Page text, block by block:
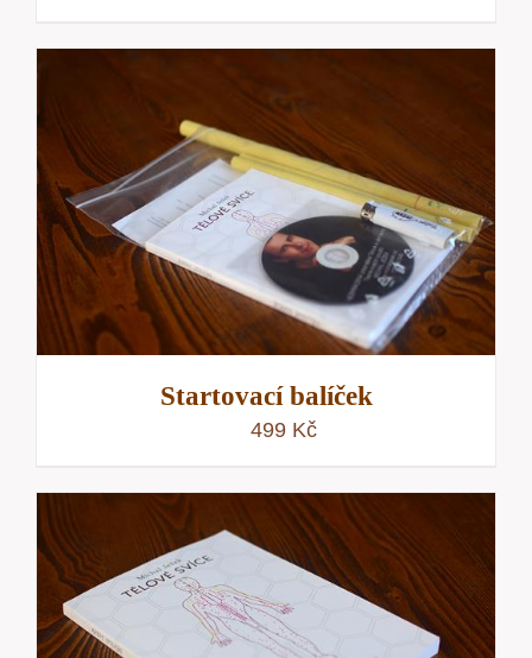
Startovací balíček
499 Kč